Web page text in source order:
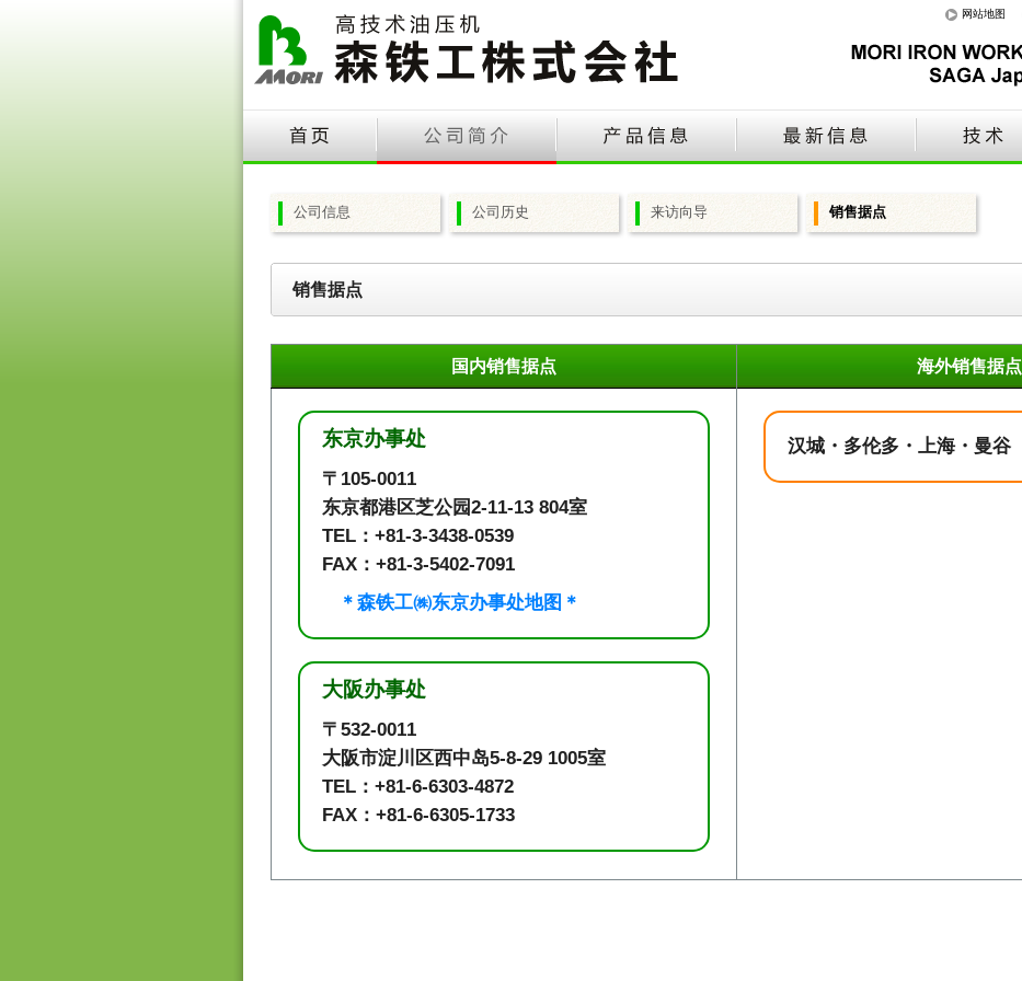
网站地图
公司信息 公司历史 来访向导 销售据点
销售据点
国内销售据点 海外销售据点
东京办事处
〒105-0011
东京都港区芝公园2-11-13 804室
TEL：+81-3-3438-0539
FAX：+81-3-5402-7091
＊森铁工㈱东京办事处地图＊
大阪办事处
〒532-0011
大阪市淀川区西中岛5-8-29 1005室
TEL：+81-6-6303-4872
FAX：+81-6-6305-1733
汉城・多伦多・上海・曼谷